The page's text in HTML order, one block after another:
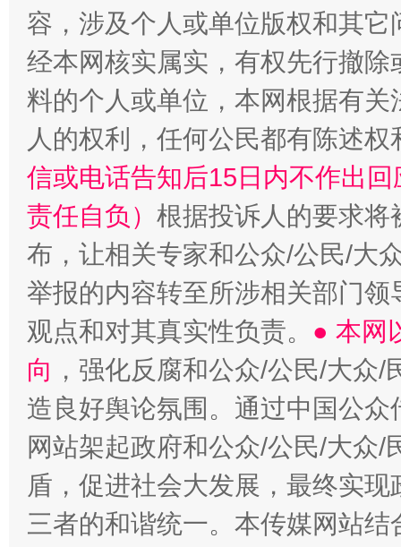
“蜀中异人”王建安的艺术幻境
容，涉及个人或单位版权和其它
经本网核实属实，有权先行撤
料的个人或单位，本网根据有
人的权利，任何公民都有陈述
信或电话告知后15日内不作出
责任自负） 根据投诉人的要求将
布，让相关专家和公众/公民/大
举报的内容转至所涉相关部门
观点和对其真实性负责。 ● 本网
向 ，强化反腐和公众/公民/大众
造良好舆论氛围。通过中国公
网站架起政府和公众/公民/大众
盾，促进社会大发展，最终实
三者的和谐统一。本传媒网站